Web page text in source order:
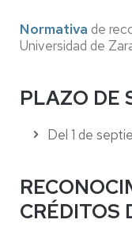
Normativa de
Universidad de
PLAZO DE
Del 1 de
CRÉDITOS